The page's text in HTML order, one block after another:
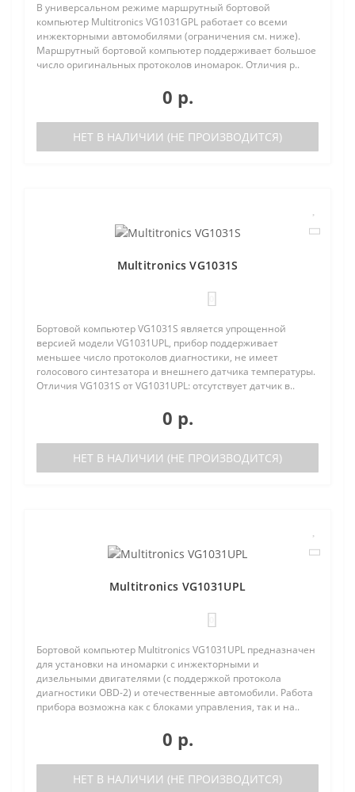
В универсальном режиме маршрутный бортовой
компьютер Multitronics VG1031GPL работает со всеми
инжекторными автомобилями (ограничения см. ниже).
Маршрутный бортовой компьютер поддерживает большое
число оригинальных протоколов иномарок. Отличия р..
0 р.
НЕТ В НАЛИЧИИ (НЕ ПРОИЗВОДИТСЯ)
Multitronics VG1031S
Бортовой компьютер VG1031S является упрощенной
версией модели VG1031UPL, прибор поддерживает
меньшее число протоколов диагностики, не имеет
голосового синтезатора и внешнего датчика температуры.
Отличия VG1031S от VG1031UPL: отсутствует датчик в..
0 р.
НЕТ В НАЛИЧИИ (НЕ ПРОИЗВОДИТСЯ)
Multitronics VG1031UPL
Бортовой компьютер Multitronics VG1031UPL предназначен
для установки на иномарки с инжекторными и
дизельными двигателями (с поддержкой протокола
диагностики OBD-2) и отечественные автомобили. Работа
прибора возможна как с блоками управления, так и на..
0 р.
НЕТ В НАЛИЧИИ (НЕ ПРОИЗВОДИТСЯ)